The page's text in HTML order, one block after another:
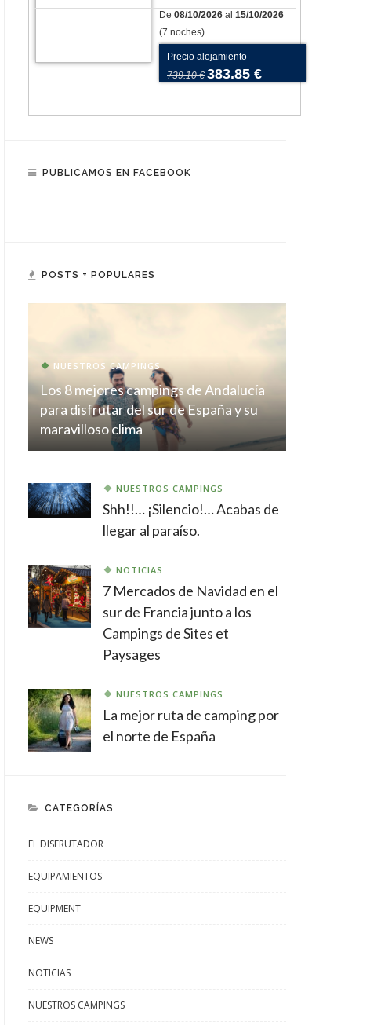
De 08/10/2026 al 15/10/2026
(7 noches)
Precio alojamiento
739.10 € 383.85 €
PUBLICAMOS EN FACEBOOK
POSTS + POPULARES
NUESTROS CAMPINGS
Los 8 mejores campings de Andalucía
para disfrutar del sur de España y su
maravilloso clima
NUESTROS CAMPINGS
Shh!!… ¡Silencio!… Acabas de
llegar al paraíso.
NOTICIAS
7 Mercados de Navidad en el
sur de Francia junto a los
Campings de Sites et
Paysages
NUESTROS CAMPINGS
La mejor ruta de camping por
el norte de España
CATEGORÍAS
EL DISFRUTADOR
EQUIPAMIENTOS
EQUIPMENT
NEWS
NOTICIAS
NUESTROS CAMPINGS